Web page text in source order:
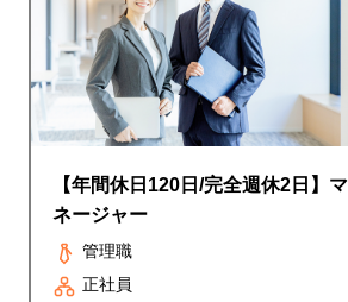
【年間休日120日/完全週休2日】マ
ネージャー
管理職
正社員